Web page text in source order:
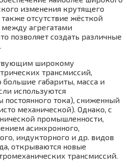
изменения крутящего
отсутствие жёсткой
агрегатами
позволяет создать различные
широкому
трансмиссий,
большие габариты, масса и
используются
тока), сниженный
механической). Однако, с
промышленности,
асинхронного,
индукторного и др. видов
открываются новые
трансмиссий.